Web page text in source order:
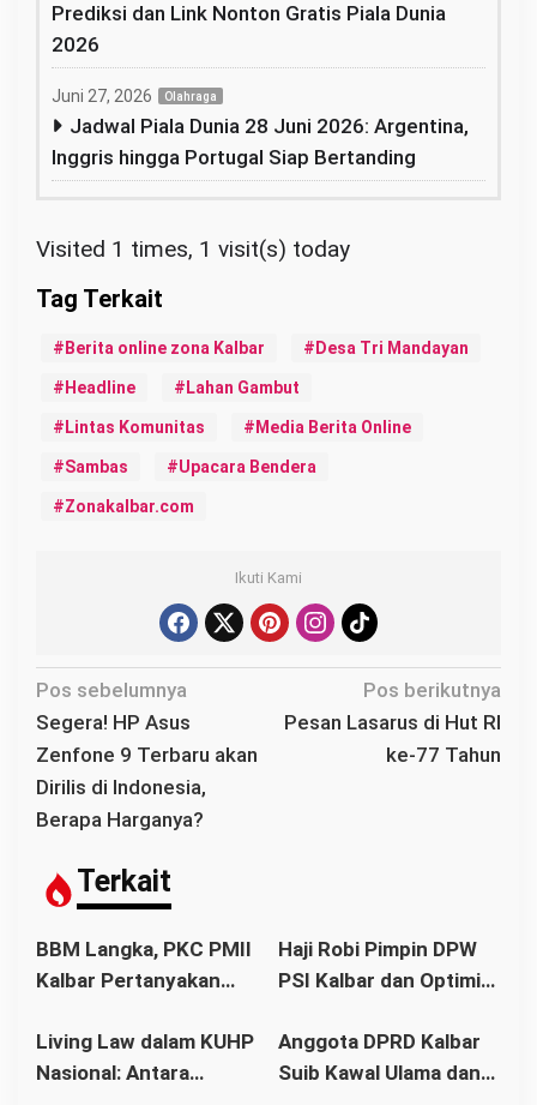
Prediksi dan Link Nonton Gratis Piala Dunia
2026
Juni 27, 2026 Olahraga
Jadwal Piala Dunia 28 Juni 2026: Argentina,
Inggris hingga Portugal Siap Bertanding
Visited 1 times, 1 visit(s) today
Berita online zona Kalbar Desa Tri Mandayan
Headline Lahan Gambut
Lintas Komunitas Media Berita Online
Sambas Upacara Bendera
Zonakalbar.com
Ikuti Kami
N
a
v
i
g
s
p
o
Pos sebelumnya
Segera! HP Asus
Zenfone 9 Terbaru akan
Dirilis di Indonesia,
Berapa Harganya?
Pos berikutnya
Pesan Lasarus di Hut RI
ke-77 Tahun
Terkait
BBM Langka, PKC PMII
Kalbar Pertanyakan
Terkait Stok BBM
Aman
Haji Robi Pimpin DPW
PSI Kalbar dan Optimis
Living Law dalam KUHP
Nasional: Antara
Anggota DPRD Kalbar
Suib Kawal Ulama dan